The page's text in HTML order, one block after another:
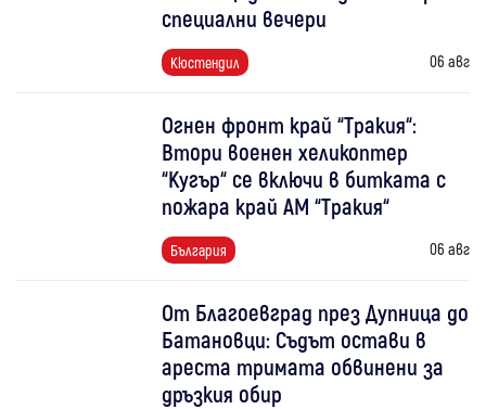
специални вечери
Кюстендил 06 авг
Огнен фронт край “Тракия“:
Втори военен хеликоптер
“Кугър“ се включи в битката с
пожара край АМ “Тракия“
България 06 авг
От Благоевград през Дупница до
Батановци: Съдът остави в
ареста тримата обвинени за
дръзкия обир